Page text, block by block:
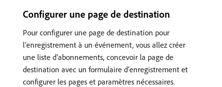
Configurer une page de destination
Pour configurer une page de destination pour
l’enregistrement à un événement, vous allez créer
une liste d’abonnements, concevoir la page de
destination avec un formulaire d’enregistrement et
configurer les pages et paramètres nécessaires.